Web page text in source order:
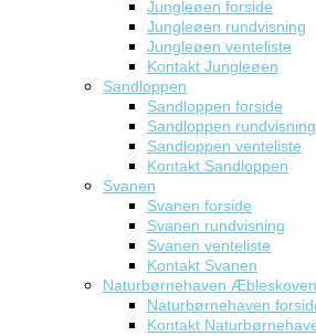
Jungleøen forside
Jungleøen rundvisning
Jungleøen venteliste
Kontakt Jungleøen
Sandloppen
Sandloppen forside
Sandloppen rundvisning
Sandloppen venteliste
Kontakt Sandloppen
Svanen
Svanen forside
Svanen rundvisning
Svanen venteliste
Kontakt Svanen
Naturbørnehaven Æbleskoven
Naturbørnehaven
Kontakt